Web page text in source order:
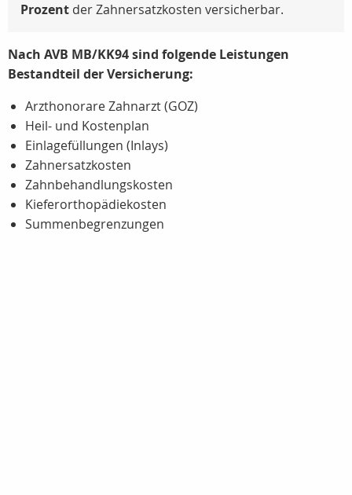
Prozent der Zahnersatzkosten versicherbar.
Nach AVB MB/KK94 sind folgende Leistungen
Bestandteil der Versicherung:
Arzthonorare Zahnarzt (GOZ)
Heil- und Kostenplan
Einlagefüllungen (Inlays)
Zahnersatzkosten
Zahnbehandlungskosten
Kieferorthopädiekosten
Summenbegrenzungen